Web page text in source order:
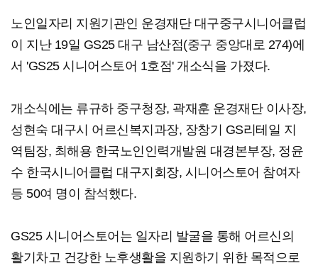
노인일자리 지원기관인 운경재단 대구중구시니어클럽
이 지난 19일 GS25 대구 남산점(중구 중앙대로 274)에
서 'GS25 시니어스토어 1호점' 개소식을 가졌다.
개소식에는 류규하 중구청장, 곽재훈 운경재단 이사장,
성현숙 대구시 어르신복지과장, 장창기 GS리테일 지
역팀장, 최해용 한국노인인력개발원 대경본부장, 정윤
수 한국시니어클럽 대구지회장, 시니어스토어 참여자
등 50여 명이 참석했다.
GS25 시니어스토어는 일자리 발굴을 통해 어르신의
활기차고 건강한 노후생활을 지원하기 위한 목적으로